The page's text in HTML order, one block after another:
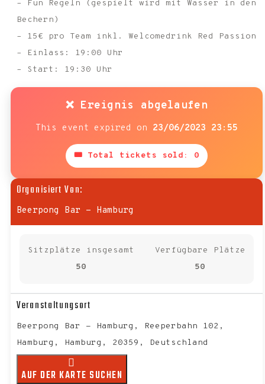
– Fun Regeln (gespielt wird mit Wasser in den
Bechern)
– 15€ pro Team inkl. Welcomedrink Red Passion
– Einlass: 19:00 Uhr
– Start: 19:30 Uhr
❌ Ereignis abgelaufen
This event expired on 23/06/2023 23:55
🎟 Total tickets sold: 0
Organisiert Von:
Beerpong Bar - Hamburg
Sitzplätze insgesamt
50
Verfügbare Plätze
50
Veranstaltungsort
Beerpong Bar - Hamburg, Reeperbahn 102,
Hamburg, Hamburg, 20359, Deutschland
AUF DER KARTE SUCHEN